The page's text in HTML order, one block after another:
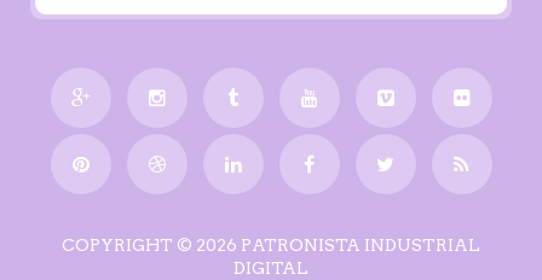
COPYRIGHT © 2026 PATRONISTA INDUSTRIAL
DIGITAL